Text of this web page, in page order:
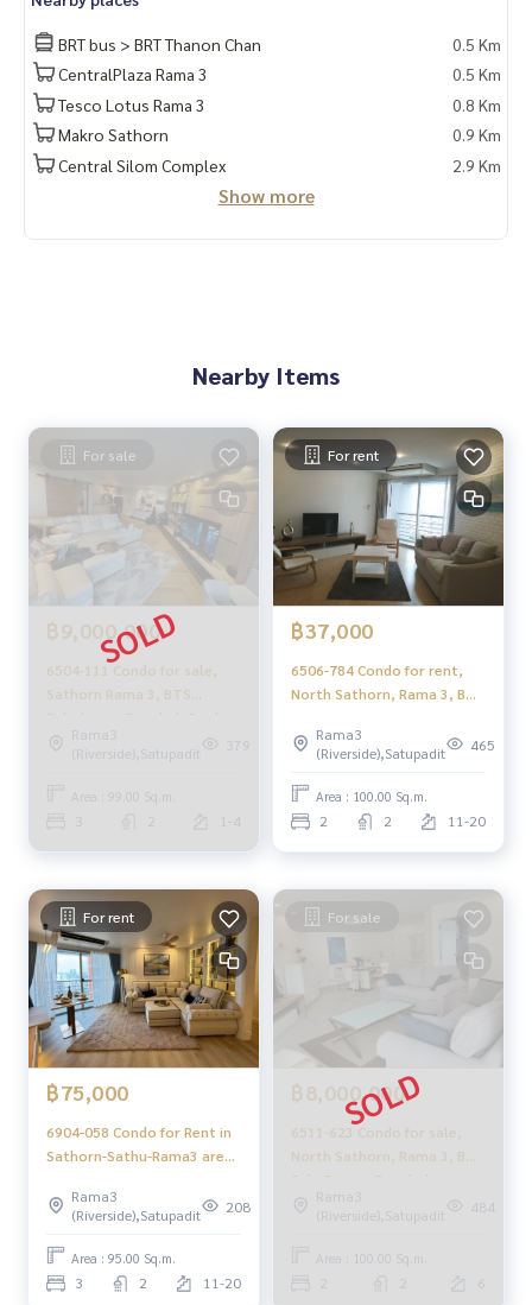
BRT bus > BRT Thanon Chan
0.5 Km
CentralPlaza Rama 3
0.5 Km
Tesco Lotus Rama 3
0.8 Km
Makro Sathorn
0.9 Km
Central Silom Complex
2.9 Km
Show more
Nearby Items
For sale
฿9,000,000
6504-111 Condo for sale,
Sathorn Rama 3, BTS
Saladaeng, Bangkok Garden,
3 bedrooms.
Rama3
(Riverside),Satupadit
379
Area : 99.00 Sq.m.
1-4
For rent
฿37,000
6506-784 Condo for rent,
North Sathorn, Rama 3, BTS
2 bedrooms.
Rama3
(Riverside),Satupadit
465
Area : 100.00 Sq.m.
2 2 11-20
For rent
฿75,000
6904-058 Condo for Rent in
Sathorn-Sathu-Rama3 area,
Saladaeng
Rama3
(Riverside),Satupadit
208
Area : 95.00 Sq.m.
3 2 11-20
For sale
฿8,000,000
6511-623 Condo for sale,
North Sathorn, Rama 3, BTS
Sala Daeng, Bangkok
Garden, 2 bedrooms.
Rama3
(Riverside),Satupadit
484
Area : 100.00 Sq.m.
6